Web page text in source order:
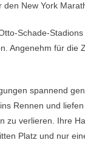
New York
Schade-
Angenehm für die
spannend
Rennen und
zu verlieren. Ihre
Platz und nur